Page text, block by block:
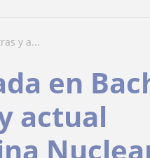
y a...
en
actual